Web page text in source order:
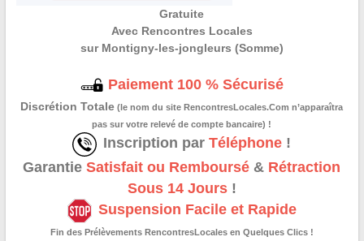
Gratuite
Avec Rencontres Locales
sur Montigny-les-jongleurs (Somme)
Paiement 100 % Sécurisé
Discrétion Totale (le nom du site RencontresLocales.Com n’apparaîtra
pas sur votre relevé de compte bancaire) !
Inscription parTéléphone !
GarantieSatisfait ou Remboursé & Rétraction
Sous 14 Jours!
Suspension Facile et Rapide
Fin des Prélèvements RencontresLocales en Quelques Clics !